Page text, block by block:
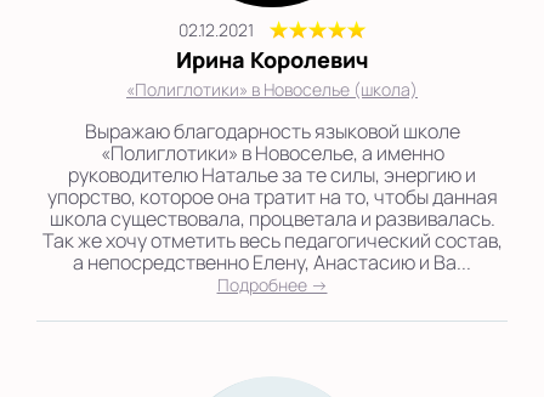
02.12.2021
Ирина Королевич
«Полиглотики» в Новоселье (школа)
Выражаю благодарность языковой школе
«Полиглотики» в Новоселье, а именно
руководителю Наталье за те силы, энергию и
упорство, которое она тратит на то, чтобы данная
школа существовала, процветала и развивалась.
Так же хочу отметить весь педагогический состав,
а непосредственно Елену, Анастасию и Ва...
Подробнее →